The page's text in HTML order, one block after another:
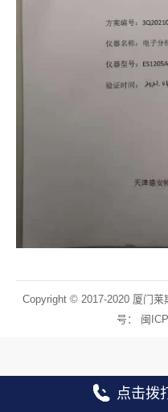
Copyright © 2017-2020 厦门
号： 闽
点击拨